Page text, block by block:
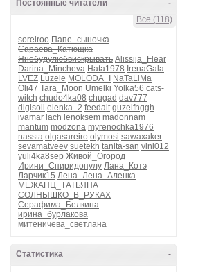
-
Постоянные читатели
Все (118)
soreiroo Папе_сыночка
Сараева_Катющка
Янебудулюбвискрывать Alissija_Flear
Darina_Mincheva Hata1978 IrenaGala
LVEZ Luzele MOLODA_I
NaTaLiMa
Oli47 Tara_Moon Umelki Yolka56 cats-
witch chudo4ka08 chugad dav777
digisoll
elenka_2 feedalt guzelfhggh
ivamar lach lenoksem madonnam
mantum modzona myrenochka1976
nassta olgasareiro olymosi sawaxaker
sevamatveev suetekh tanita-san vini012
yuli4ka8sep Живой_Огород
Ирини_Спиридопулу Лана_Котэ
Ларчик15 Лена_Лена_Аленка
МЕЖАНЦ_ТАТЬЯНА
СОЛНЫШКО_В_РУКАХ
Серафима_Белкина
ирина_бурлакова
митеничева_светлана
-
Статистика